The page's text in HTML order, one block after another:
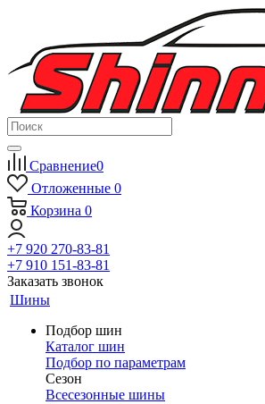
Сравнение0
Отложенные 0
Корзина 0
+7 920 270-83-81
+7 910 151-83-81
Заказать звонок
Шины
Подбор шин
Каталог шин
Подбор по параметрам
Сезон
Всесезонные шины